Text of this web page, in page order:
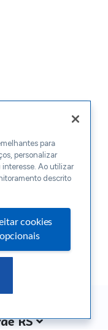
RS
para
personalizar
Ao utilizar
descrito
cookies
opcionais